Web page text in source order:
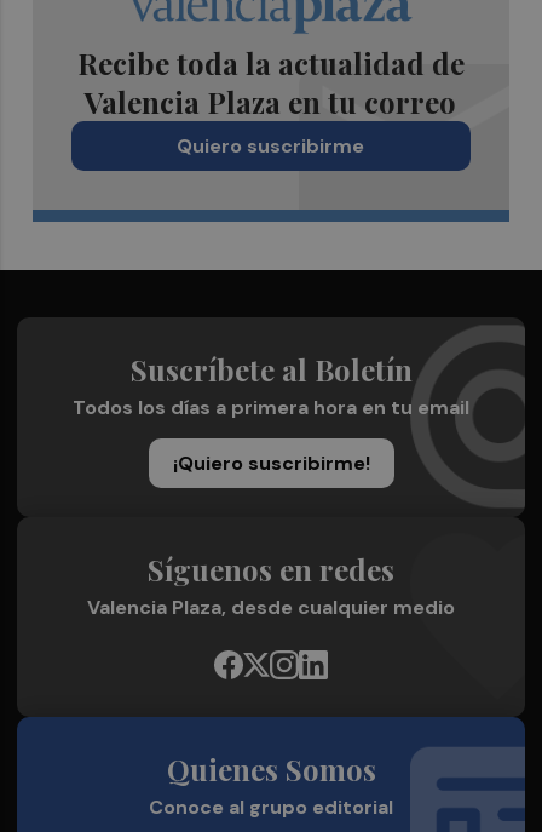
Recibe toda la actualidad de
Valencia Plaza en tu correo
Quiero suscribirme
Suscríbete al Boletín
Todos los días a primera hora en tu email
¡Quiero suscribirme!
Síguenos en redes
Valencia Plaza, desde cualquier medio
Quienes Somos
Conoce al grupo editorial